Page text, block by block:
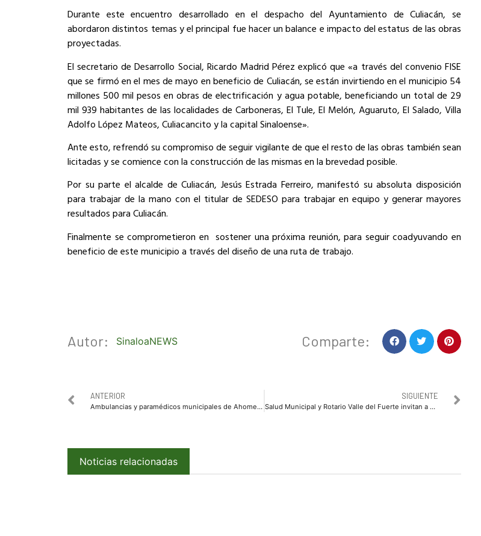
Durante este encuentro desarrollado en el despacho del Ayuntamiento de Culiacán, se
abordaron distintos temas y el principal fue hacer un balance e impacto del estatus de las obras
proyectadas.
El secretario de Desarrollo Social, Ricardo Madrid Pérez explicó que «a través del convenio FISE
que se firmó en el mes de mayo en beneficio de Culiacán, se están invirtiendo en el municipio 54
millones 500 mil pesos en obras de electrificación y agua potable, beneficiando un total de 29
mil 939 habitantes de las localidades de Carboneras, El Tule, El Melón, Aguaruto, El Salado, Villa
Adolfo López Mateos, Culiacancito y la capital Sinaloense».
Ante esto, refrendó su compromiso de seguir vigilante de que el resto de las obras también sean
licitadas y se comience con la construcción de las mismas en la brevedad posible.
Por su parte el alcalde de Culiacán, Jesús Estrada Ferreiro, manifestó su absoluta disposición
para trabajar de la mano con el titular de SEDESO para trabajar en equipo y generar mayores
resultados para Culiacán.
Finalmente se comprometieron en sostener una próxima reunión, para seguir coadyuvando en
beneficio de este municipio a través del diseño de una ruta de trabajo.
Autor: SinaloaNEWS Comparte:
ANTERIOR
Ambulancias y paramédicos municipales de Ahome prestan oportuno auxilio en trágico accidente en la México 15
SIGUIENTE
Salud Municipal y Rotario Valle del Fuerte invitan a Jornada Mundial de Erradicación de Hepatitis
Noticias relacionadas